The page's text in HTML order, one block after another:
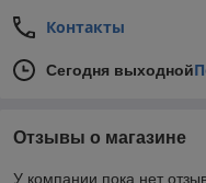
Контакты
Сегодня выходной
Отзывы о магазине
У компании пока нет